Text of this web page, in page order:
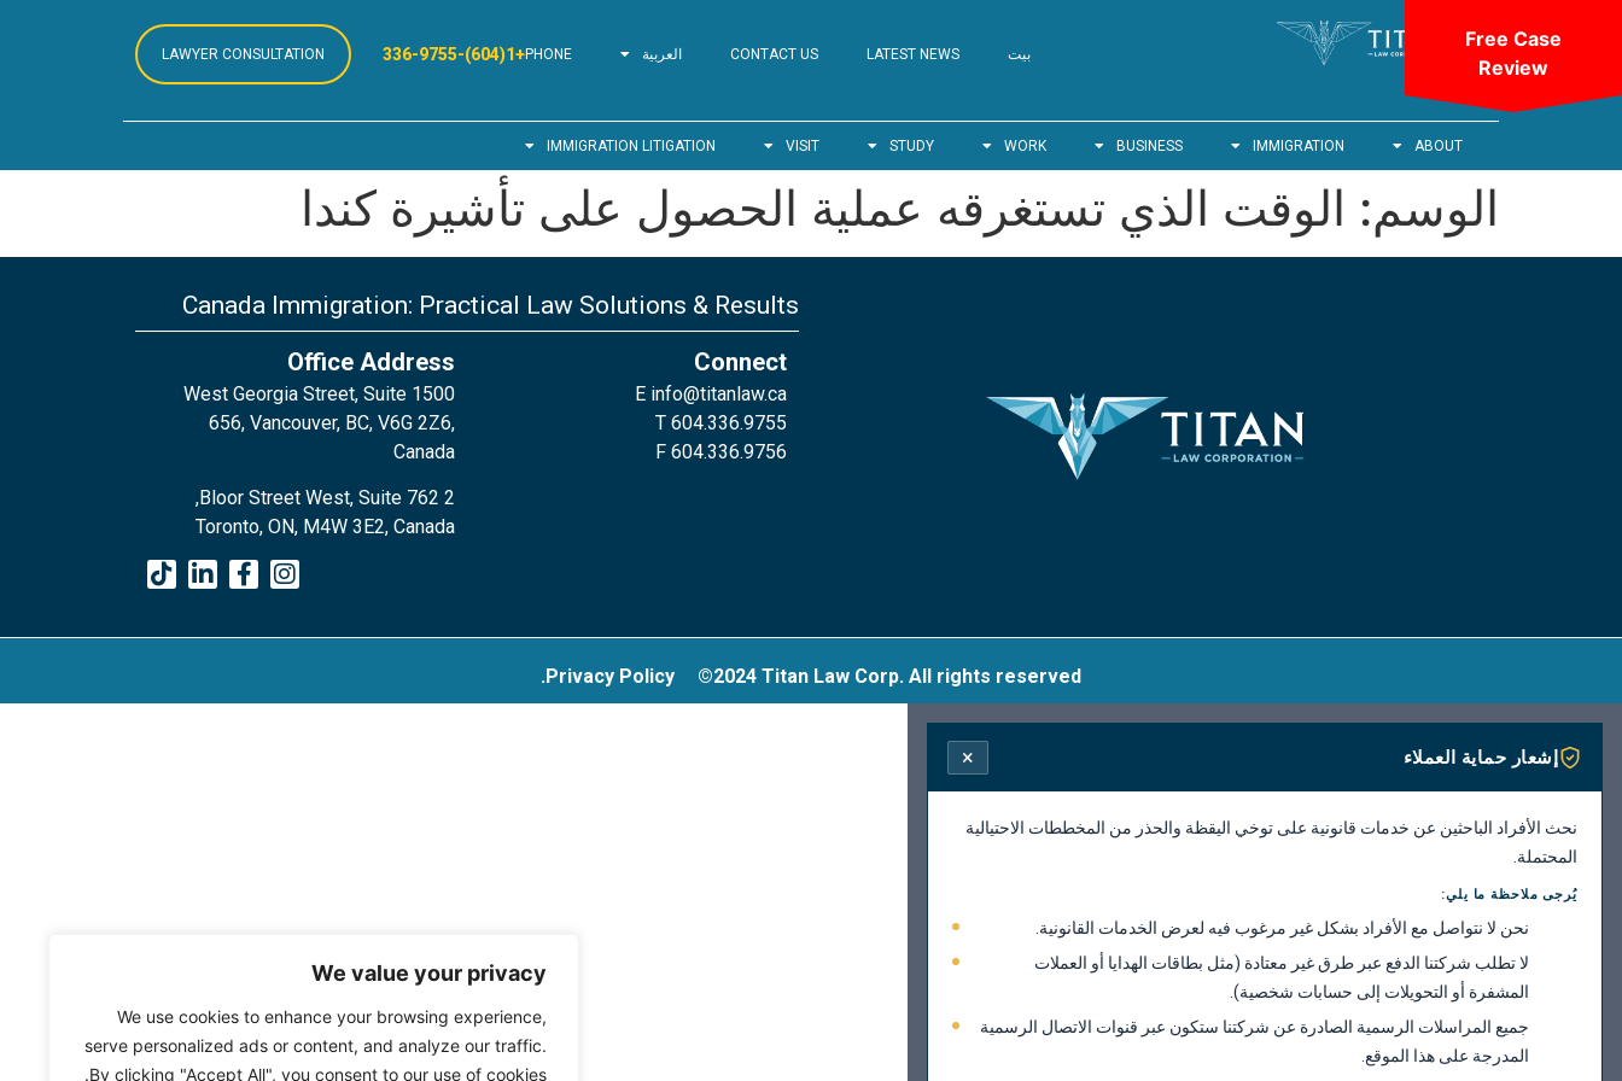
We value your privacy
We use cookies to enhance your browsing experience,
serve personalized ads or content, and analyze our traffic.
By clicking "Accept All", you consent to our use of cookies.
بيت LATEST NEWS
CONTACT US العربية PHONE
+1(604)-336-9755
LAWYER CONSULTATION
ABOUT
IMMIGRATION
BUSINESS
WORK
STUDY
VISIT
IMMIGRATION LITIGATION
الوسم: الوقت الذي تستغرقه عملية الحصول على تأشيرة كندا
Canada Immigration: Practical Law Solutions & Results
Connect
E info@titanlaw.ca
T 604.336.9755
F 604.336.9756
Office Address
1500 West Georgia Street, Suite
656, Vancouver, BC, V6G 2Z6,
Canada
2 Bloor Street West, Suite 762,
Toronto, ON, M4W 3E2, Canada
Privacy Policy ©2024 Titan Law Corp. All rights reserved.
إشعار حماية العملاء ×
نحث الأفراد الباحثين عن خدمات قانونية على توخي اليقظة والحذر من المخططات الاحتيالية
المحتملة.
يُرجى ملاحظة ما يلي:
نحن لا نتواصل مع الأفراد بشكل غير مرغوب فيه لعرض الخدمات القانونية.
لا تطلب شركتنا الدفع عبر طرق غير معتادة (مثل بطاقات الهدايا أو العملات
المشفرة أو التحويلات إلى حسابات شخصية).
جميع المراسلات الرسمية الصادرة عن شركتنا ستكون عبر قنوات الاتصال الرسمية
المدرجة على هذا الموقع.
Free Case
Review